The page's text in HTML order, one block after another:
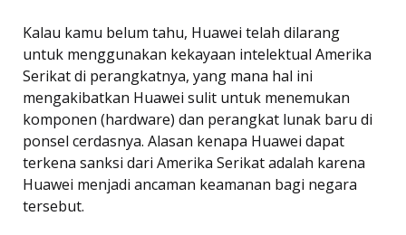
Kalau kamu belum tahu, Huawei telah dilarang
untuk menggunakan kekayaan intelektual Amerika
Serikat di perangkatnya, yang mana hal ini
mengakibatkan Huawei sulit untuk menemukan
komponen (hardware) dan perangkat lunak baru di
ponsel cerdasnya. Alasan kenapa Huawei dapat
terkena sanksi dari Amerika Serikat adalah karena
Huawei menjadi ancaman keamanan bagi negara
tersebut.